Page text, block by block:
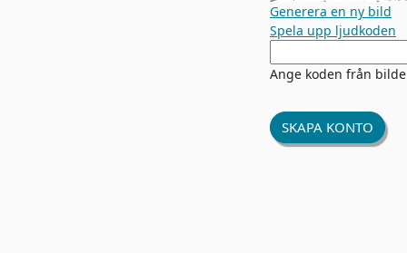
Generera en ny bild
Spela upp ljudkoden
nya
bilden
klar
Ange koden från